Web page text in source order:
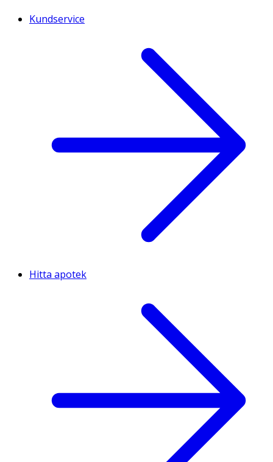
Kundservice
Hitta apotek